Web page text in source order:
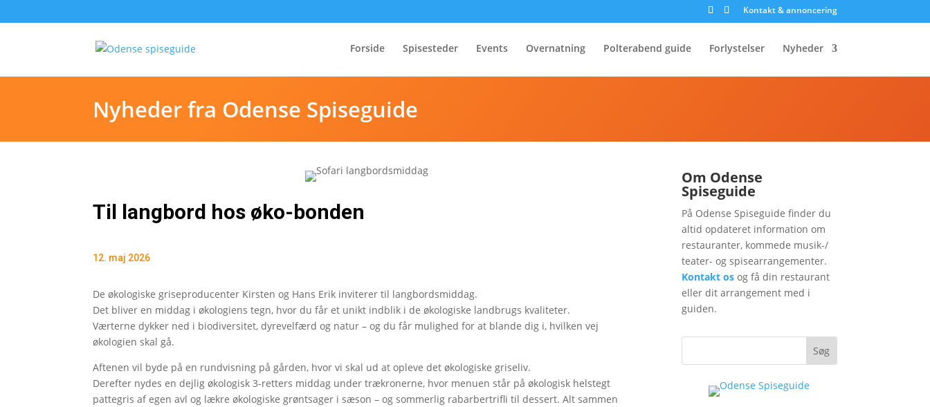
Kontakt & annoncering
Forside Spisesteder Events Overnatning Polterabend guide Forlystelser Nyheder
Nyheder fra Odense Spiseguide
Til langbord hos øko-bonden
12. maj 2026
De økologiske griseproducenter Kirsten og Hans Erik inviterer til langbordsmiddag.
Det bliver en middag i økologiens tegn, hvor du får et unikt indblik i de økologiske landbrugs kvaliteter.
Værterne dykker ned i biodiversitet, dyrevelfærd og natur – og du får mulighed for at blande dig i, hvilken vej
økologien skal gå.
Aftenen vil byde på en rundvisning på gården, hvor vi skal ud at opleve det økologiske griseliv.
Derefter nydes en dejlig økologisk 3-retters middag under trækronerne, hvor menuen står på økologisk helstegt
pattegris af egen avl og lækre økologiske grøntsager i sæson – og sommerlig rabarbertrifli til dessert. Alt sammen
Om Odense
Spiseguide
På Odense Spiseguide finder du
altid opdateret information om
restauranter, kommede musik-/
teater- og spisearrangementer.
Kontakt os og få din restaurant
eller dit arrangement med i
guiden.